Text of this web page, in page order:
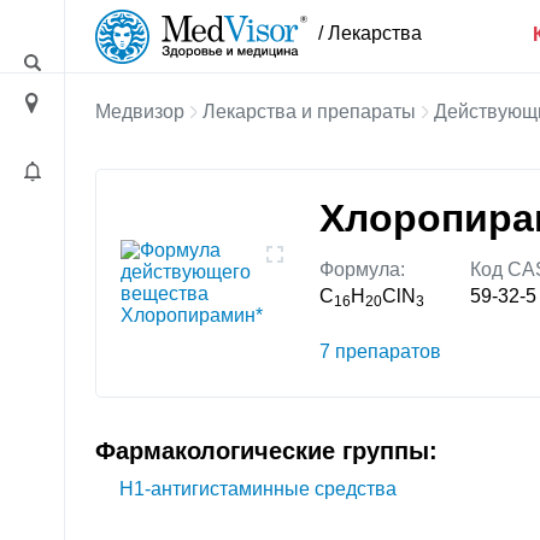
/ Лекарства
Медвизор Лекарства и препараты
Формула:
C16 H 20ClN 3
Код
59-32-5
7 препаратов
Фармакологические группы:
H1-антигистаминные средства